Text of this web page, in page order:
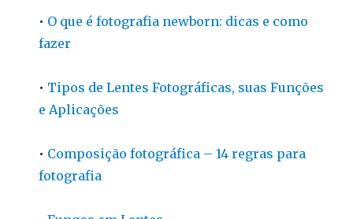
• O que é fotografia newborn: dicas e como
fazer
• Tipos de Lentes Fotográficas, suas Funções
e Aplicações
• Composição fotográfica – 14 regras para
fotografia